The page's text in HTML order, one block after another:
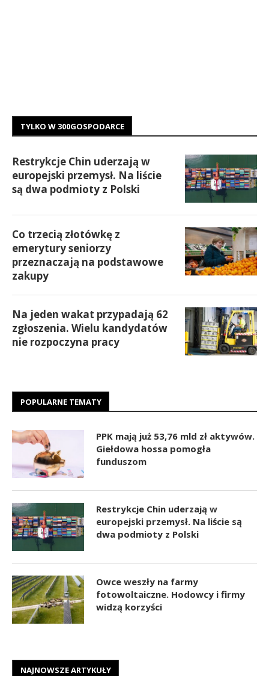
TYLKO W 300GOSPODARCE
Restrykcje Chin uderzają w
europejski przemysł. Na liście
są dwa podmioty z Polski
Co trzecią złotówkę z
emerytury seniorzy
przeznaczają na podstawowe
zakupy
Na jeden wakat przypadają 62
zgłoszenia. Wielu kandydatów
nie rozpoczyna pracy
POPULARNE TEMATY
PPK mają już 53,76 mld zł aktywów.
Giełdowa hossa pomogła
funduszom
Restrykcje Chin uderzają w
europejski przemysł. Na liście są
dwa podmioty z Polski
Owce weszły na farmy
fotowoltaiczne. Hodowcy i firmy
widzą korzyści
NAJNOWSZE ARTYKUŁY